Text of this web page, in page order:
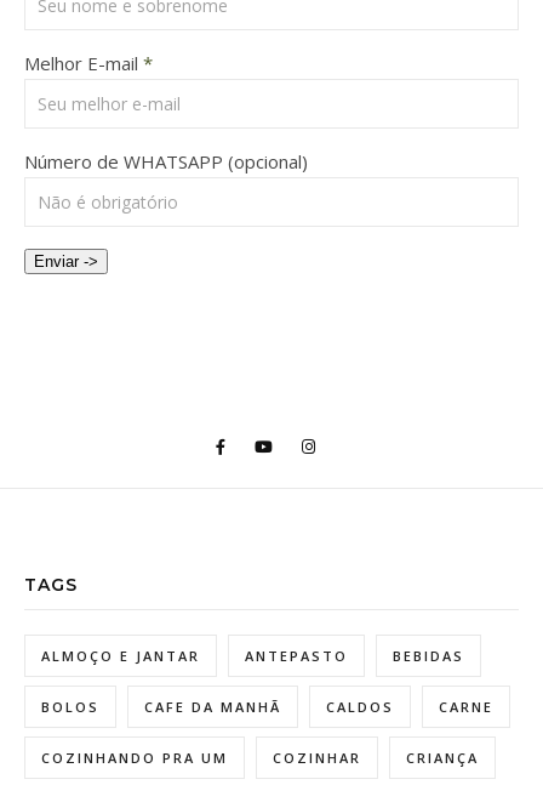
Melhor E-mail *
Número de WHATSAPP (opcional)
Enviar ->
TAGS
ALMOÇO E JANTAR ANTEPASTO BEBIDAS
BOLOS CAFE DA MANHÃ CALDOS CARNE
COZINHANDO PRA UM COZINHAR CRIANÇA